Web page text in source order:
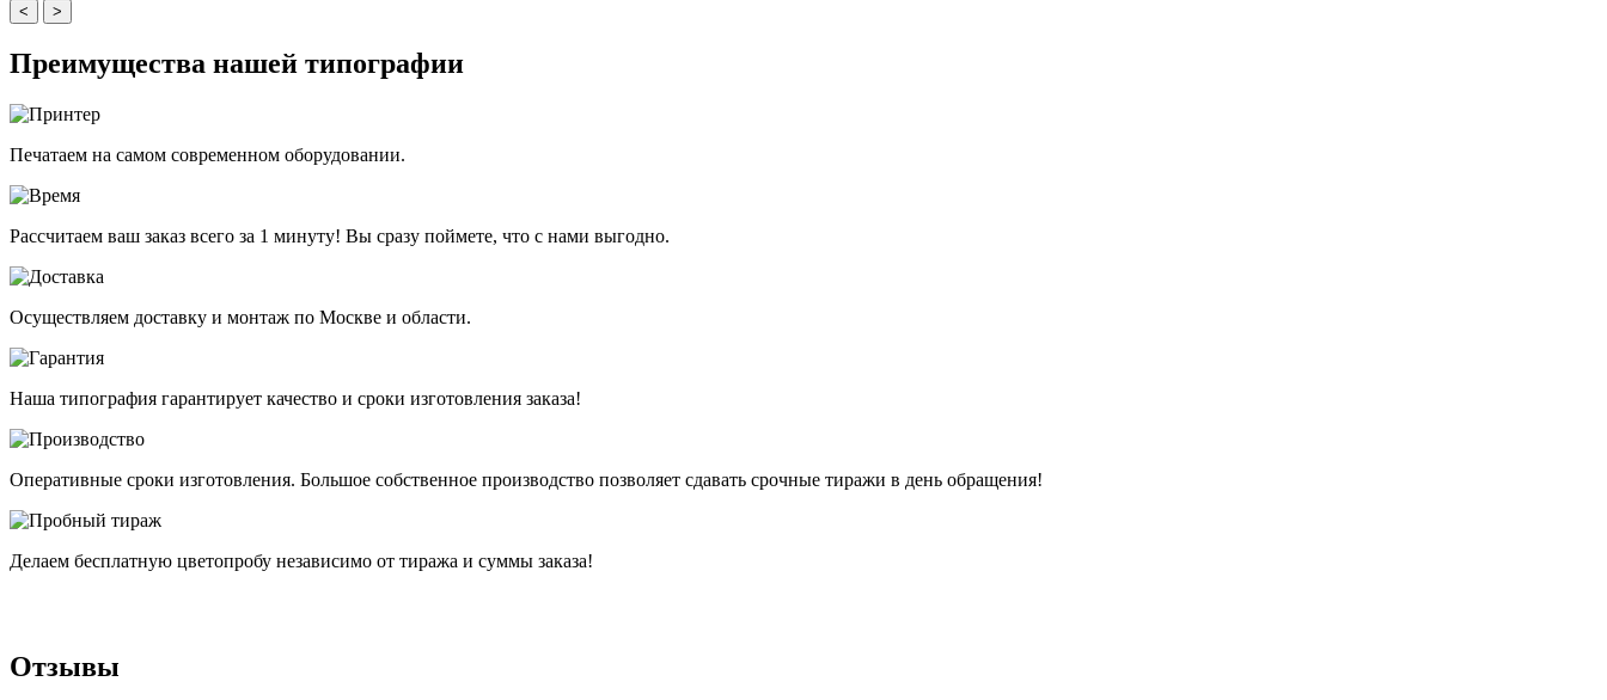
< >
Преимущества нашей типографии
Печатаем на самом современном оборудовании.
Рассчитаем ваш заказ всего за 1 минуту! Вы сразу поймете, что с нами выгодно.
Осуществляем доставку и монтаж по Москве и области.
Наша типография гарантирует качество и сроки изготовления заказа!
Оперативные сроки изготовления. Большое собственное производство позволяет сдавать срочные тиражи в день обращения!
Делаем бесплатную цветопробу независимо от тиража и суммы заказа!
Отзывы